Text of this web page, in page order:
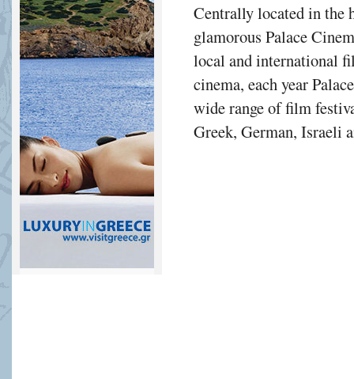
Centrally located in the
glamorous Palace
local and international
cinema, each year
wide range of film
Greek, German, Israeli